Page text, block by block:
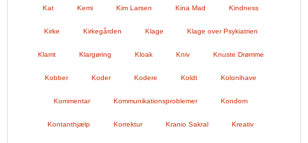
Kat Kemi Kim Larsen Kina Mad Kindness
Kirke Kirkegården Klage Klage over Psykiatrien
Klamt Klargøring Kloak Kniv Knuste Drømme
Kobber Koder Kodere Koldt Kolonihave
Kommentar Kommunikationsproblemer Kondom
Kontanthjælp Korrektur Kranio Sakral Kreativ